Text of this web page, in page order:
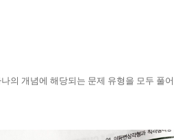
나의 개념에 해당되는 문제 유형을 모두 풀